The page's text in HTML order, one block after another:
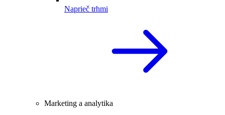
Naprieč trhmi
Marketing a analytika